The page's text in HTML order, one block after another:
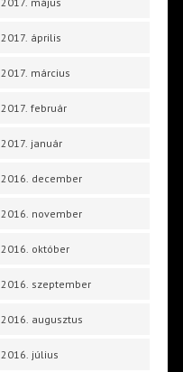
2017. április
2017. március
2017. február
2017. január
2016. december
2016. november
2016. október
2016. szeptember
2016. augusztus
2016. július